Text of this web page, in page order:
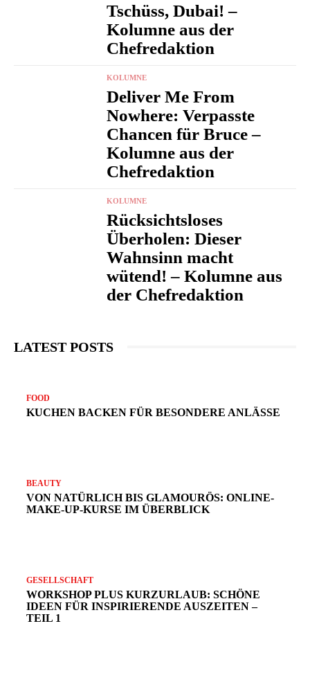
Tschüss, Dubai! –
Kolumne aus der
Chefredaktion
KOLUMNE
Deliver Me From
Nowhere: Verpasste
Chancen für Bruce –
Kolumne aus der
Chefredaktion
KOLUMNE
Rücksichtsloses
Überholen: Dieser
Wahnsinn macht
wütend! – Kolumne aus
der Chefredaktion
LATEST POSTS
FOOD
KUCHEN BACKEN FÜR BESONDERE ANLÄSSE
BEAUTY
VON NATÜRLICH BIS GLAMOURÖS: ONLINE-
MAKE-UP-KURSE IM ÜBERBLICK
GESELLSCHAFT
WORKSHOP PLUS KURZURLAUB: SCHÖNE
IDEEN FÜR INSPIRIERENDE AUSZEITEN –
TEIL 1